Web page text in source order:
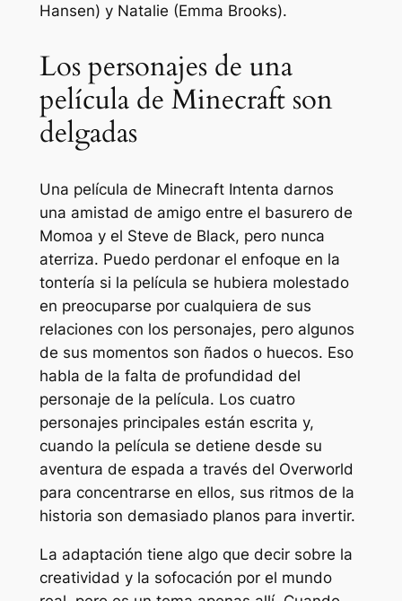
Hansen) y Natalie (Emma Brooks).
Los personajes de una
película de Minecraft son
delgadas
Una película de Minecraft Intenta darnos
una amistad de amigo entre el basurero de
Momoa y el Steve de Black, pero nunca
aterriza. Puedo perdonar el enfoque en la
tontería si la película se hubiera molestado
en preocuparse por cualquiera de sus
relaciones con los personajes, pero algunos
de sus momentos son ñados o huecos. Eso
habla de la falta de profundidad del
personaje de la película. Los cuatro
personajes principales están escrita y,
cuando la película se detiene desde su
aventura de espada a través del Overworld
para concentrarse en ellos, sus ritmos de la
historia son demasiado planos para invertir.
La adaptación tiene algo que decir sobre la
creatividad y la sofocación por el mundo